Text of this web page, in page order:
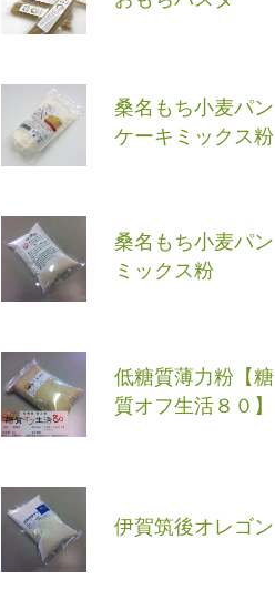
桑名もち小麦パン
ケーキミックス粉
桑名もち小麦パン
ミックス粉
低糖質薄力粉【糖
質オフ生活８０】
伊賀筑後オレゴン